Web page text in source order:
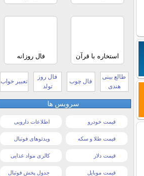
استخاره با قرآن فال روزانه
طالع بینی
هندی
فال چوب
فال روز
تولد
تعبیر خواب
سرویس ها
قیمت خودرو اطلاعات دارویی
قیمت طلا و سکه ویدئوهای فوتبال
قیمت دلار کالری مواد غذایی
قیمت موبایل جدول پخش فوتبال